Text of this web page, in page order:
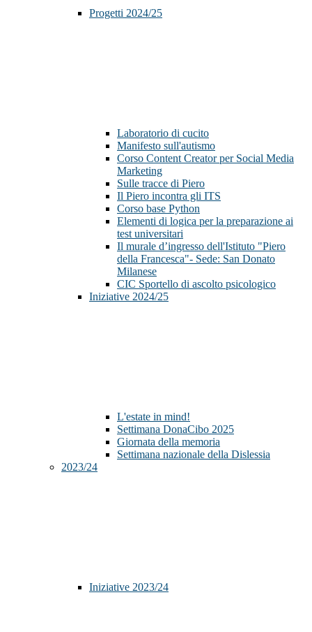
Progetti 2024/25
Laboratorio di cucito
Manifesto sull'autismo
Corso Content Creator per Social Media
Marketing
Sulle tracce di Piero
Il Piero incontra gli ITS
Corso base Python
Elementi di logica per la preparazione ai
test universitari
Il murale d’ingresso dell'Istituto "Piero
della Francesca"- Sede: San Donato
Milanese
CIC Sportello di ascolto psicologico
Iniziative 2024/25
L'estate in mind!
Settimana DonaCibo 2025
Giornata della memoria
Settimana nazionale della Dislessia
2023/24
Iniziative 2023/24